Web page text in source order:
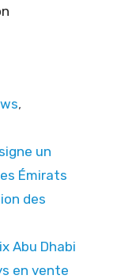
,
un
Émirats
des
Abu Dhabi
en vente